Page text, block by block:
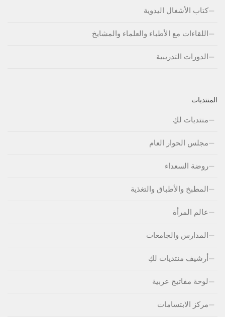
كتاب الأشغال اليدوية
اللقاءات مع الأطباء والعلماء والمشايخ
الدورات التدريبية
المنتديات
منتديات لكِ
مجلس الحوار العام
روضة السعداء
المطبخ والأطباق والتغذية
عالم المرأة
المدارس والجامعات
أرشيف منتديات لكِ
لوحة مفاتيج عربية
مركز الابتسامات